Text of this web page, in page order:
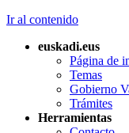
Ir al contenido
euskadi.eus
Página de
Temas
Gobierno
Trámites
Herramientas